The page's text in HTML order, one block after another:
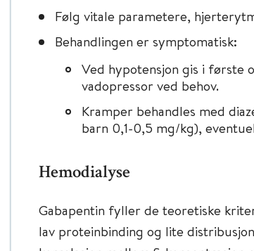
Følg vitale parametere,
Behandlingen er symptomatisk:
Ved hypotensjon gis i første
vadopressor ved behov.
Kramper behandles med
barn 0,1-0,5 mg/kg),
Hemodialyse
Gabapentin fyller de teoretiske
lav proteinbinding og lite